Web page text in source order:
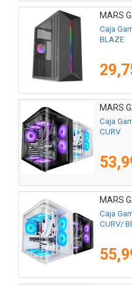
MARS
Caja
BLAZE
MARS
Caja
CURV
MARS
Caja
CURV/